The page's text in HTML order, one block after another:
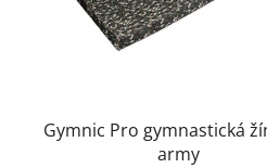
Gymnic Pro gymnastická
army